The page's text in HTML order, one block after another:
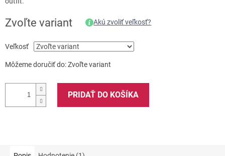
Zvoľte variant Akú zvoliť veľkosť?
Veľkosť
Môžeme doručiť do:Zvoľte variant
PRIDAŤ DO KOŠÍKA